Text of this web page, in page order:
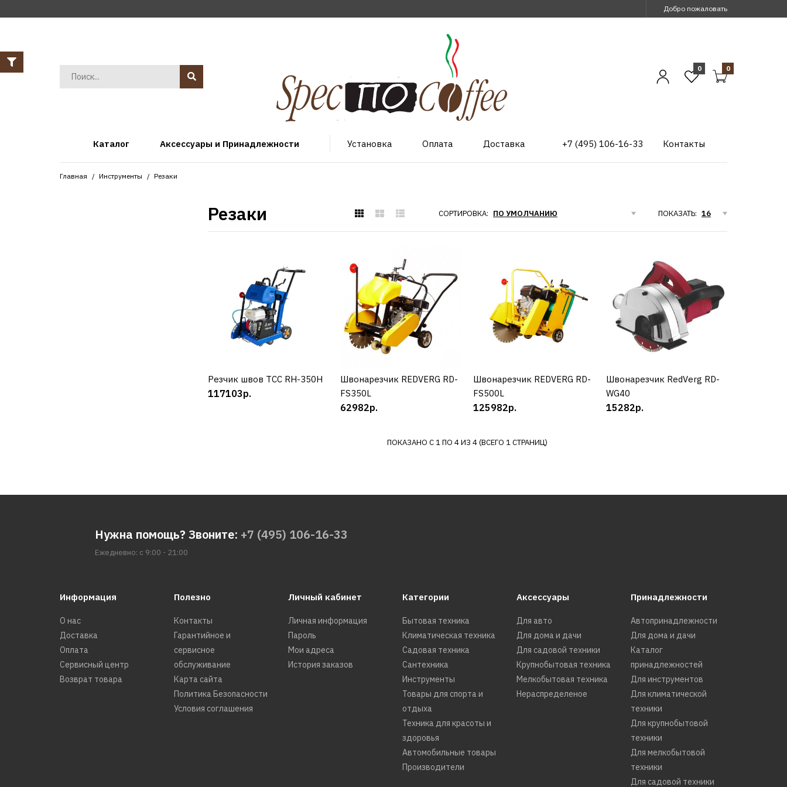
Добро пожаловать
0 0
Каталог Аксессуары и Принадлежности Установка Оплата Доставка +7 (495) 106-16-33 Контакты
Главная Инструменты Резаки
Резаки СОРТИРОВКА: ПОКАЗАТЬ:
ТСС
Резчик швов ТСС RH-350H
117103р.
ДОБАВИТЬ В ПОЖЕЛАНИЯ
ДОБАВИТЬ В ПОЖЕЛАНИЯ
Швонарезчик REDVERG RD-
125982р.
КУПИТЬ
Резчик швов ТСС RH-350H
117103р.
КУПИТЬ
Швонарезчик REDVERG RD-
FS350L
62982р.
КУПИТЬ
Швонарезчик REDVERG RD-
FS500L
125982р.
КУПИТЬ
Швонарезчик RedVerg RD-
WG40
15282р.
ПОКАЗАНО С 1 ПО 4 ИЗ 4 (ВСЕГО 1 СТРАНИЦ)
Нужна помощь? Звоните: +7 (495) 106-16-33
Ежедневно: с 9:00 - 21:00
Информация
О нас
Доставка
Оплата
Сервисный центр
Возврат товара
Полезно
Контакты
Гарантийное и
сервисное
обслуживание
Карта сайта
Политика Безопасности
Условия соглашения
Личный кабинет
Личная информация
Пароль
Мои адреса
История заказов
Категории
Бытовая техника
Климатическая техника
Садовая техника
Сантехника
Инструменты
Товары для спорта и
отдыха
Техника для красоты и
здоровья
Автомобильные товары
Производители
Аксессуары
Для авто
Для дома и дачи
Для садовой техники
Крупнобытовая техника
Мелкобытовая техника
Нераспределеное
Принадлежности
Автопринадлежности
Для дома и дачи
Каталог
принадлежностей
Для инструментов
Для климатической
техники
Для крупнобытовой
техники
Для мелкобытовой
техники
Для садовой техники